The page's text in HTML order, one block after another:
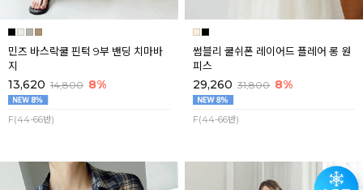
민즈 바스락쿨 핀턱 9부 밴딩 치마바
지
13,620 14,800 8%
F(44-66반)
썸블리 쿨쉬폰 레이어드 플레어 롱 원
피스
29,260 31,800 8%
F(44-66반)